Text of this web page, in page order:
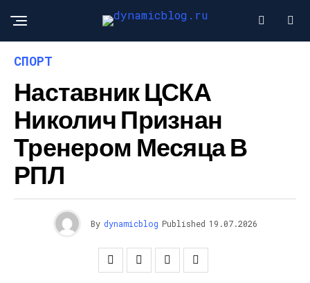
СПОРТ
Наставник ЦСКА
Николич Признан
Тренером Месяца В
РПЛ
By dynamicblog Published 19.07.2026